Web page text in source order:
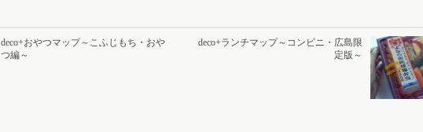
deco+おやつマップ～こふじもち・おや
つ編～
deco+ランチマップ～コンビニ・広島限
定版～